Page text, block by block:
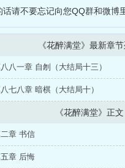
请不要忘记向您QQ群和微博
《花醉满堂》最新章
八一章 自刎（大结局十三）
七八章 暗棋（大结局十）
《花醉满堂》正文
章 书信
章 后悔